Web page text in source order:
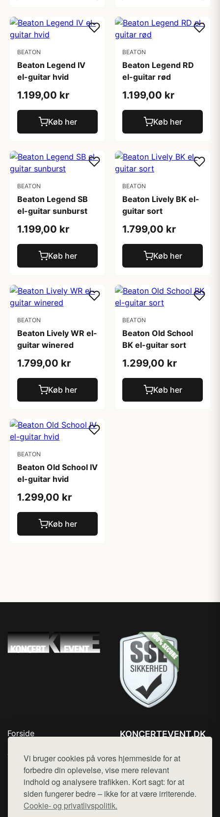
Vi bruger cookies på vores hjemmeside for at
forbedre din oplevelse, vise mere relevant
indhold og analysere trafikken. Kort sagt: for at
siden fungerer bedre – ikke for at være irriterende.
Cookie- og privatlivspolitik.
BEATON
Beaton Legend IV
el-guitar hvid
1.199,00 kr
Køb her
BEATON
Beaton Legend RD
el-guitar rød
1.199,00 kr
Køb her
BEATON
Beaton Legend SB
el-guitar sunburst
1.199,00 kr
Køb her
BEATON
Beaton Lively BK el-
guitar sort
1.799,00 kr
Køb her
BEATON
Beaton Lively WR el-
guitar winered
1.799,00 kr
Køb her
BEATON
Beaton Old School
BK el-guitar sort
1.299,00 kr
Køb her
BEATON
Beaton Old School IV
el-guitar hvid
1.299,00 kr
Køb her
Forside
Top Rabatter
Blog
Kontakt
KONCERTEVENT.DK
Mail: hej@want.dk
Cookie- og privatlivspolitik